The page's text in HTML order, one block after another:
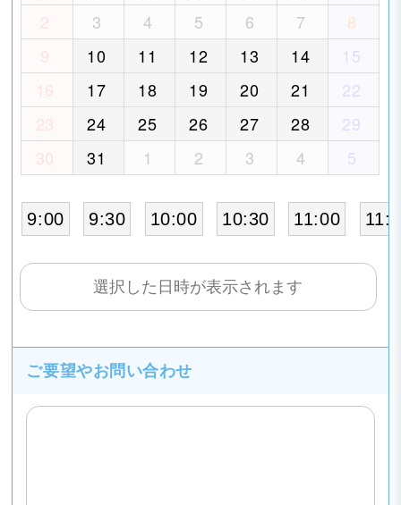
2
3 4 5 6 7
8
9
10 11 12 13 14
15
16
17 18 19 20 21
22
23
24 25 26 27 28
29
30
31 1 2 3 4 5
9:00 9:30 10:00 10:30 11:00
ご要望やお問い合わせ